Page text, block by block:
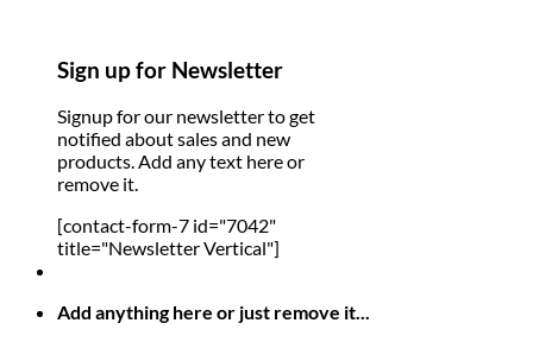
Sign up for Newsletter
Signup for our newsletter to get
notified about sales and new
products. Add any text here or
remove it.
[contact-form-7 id="7042"
title="Newsletter Vertical"]
Add anything here or just remove it...